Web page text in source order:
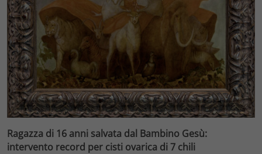
Ragazza di 16 anni salvata dal Bambino Gesù:
intervento record per cisti ovarica di 7 chili